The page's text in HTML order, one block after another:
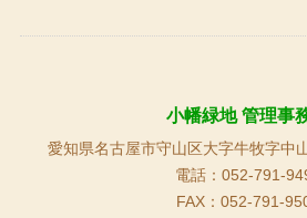
小幡緑地 管理事
愛知県名古屋市守山区大字牛牧字中
電話：052-791-
FAX：052-791-